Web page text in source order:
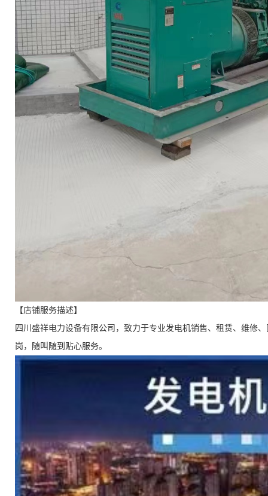
【店铺服务描述】
四川盛祥电力设备有限公司，致力于专业发电机销售、租赁、维修
岗，随叫随到贴心服务。